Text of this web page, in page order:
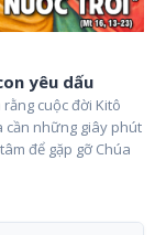
yêu dấu
cuộc đời Kitô
cần những giây phút
để gặp gỡ Chúa